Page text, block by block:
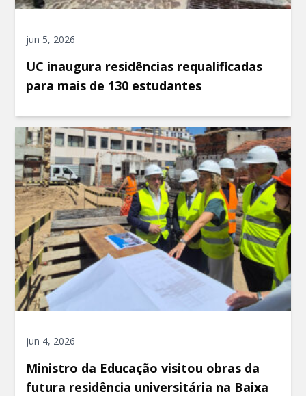
jun 5, 2026
UC inaugura residências requalificadas
para mais de 130 estudantes
jun 4, 2026
Ministro da Educação visitou obras da
futura residência universitária na Baixa